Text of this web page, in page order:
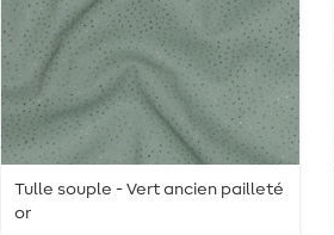
Tulle souple - Vert ancien pailleté
or